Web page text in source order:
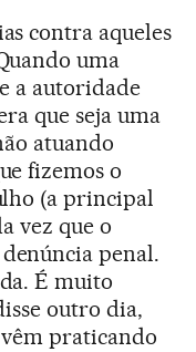
contra aqueles
uma
a autoridade
que seja uma
atuando
fizemos o
(a principal
vez que o
penal.
É muito
outro dia,
praticando